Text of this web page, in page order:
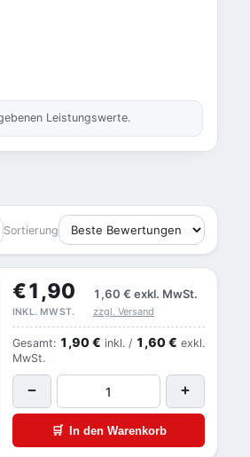
Leistungswerte.
Sortierung
€1,90 1,60 € exkl. MwSt.
INKL. MWST. zzgl. Versand
Gesamt: 1,90 € inkl. / 1,60 € exkl.
MwSt.
− +
🛒 In den Warenkorb